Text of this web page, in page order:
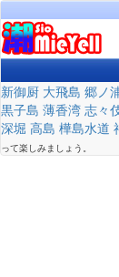
新御厨 大飛島 郷ノ
黒子島 薄香湾 志々
深堀 高島 樺島水道
って楽しみましょう。